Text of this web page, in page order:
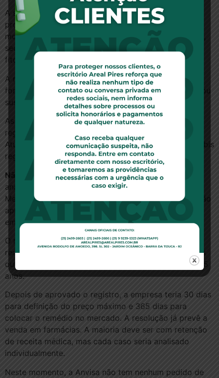
A segunda resolução tem como objetivo definir
procedimentos específicos para registro e
monitoramento de medicamentos à base de cannabis,
seus derivados e análogos sintéticos. Isso inclui os
fitoterápicos.
A regulamentação se aplica aos medicamentos nas
formas de cápsula, comprimido, pó, líquido, solução ou
suspensão (misturas) com administração por via oral.
As próprias empresas deveriam pedir à Anvisa o
registro para produção desses medicamentos.
Atualmente, há somente um medicamento com cannabis
registrado no Brasil, o Mevatyl.
Não haveria uma lista prévia de doenças:
analisará registro por registro, conforme os pedidos.
Medicamentos já registrados em outros países deverão
apresentar relatório técnico de avaliação do remédio
emitido pelas respectivas autoridades reguladoras.
O registro inicial teria validade de 3 anos e as
renovações seguintes, de 5 anos. Geralmente, para os
outros medicamentos, o primeiro registro já vale por 5
anos.
Depois de aprovado o registro, a empresa teria 30 dias
para definição do preço máximo e 365 dias para
colocar o remédio no mercado. A resolução já prevê a
venda em farmácias. A maioria deve ser com retenção
de receita médica, mas cada caso seria analisado
individualmente.
Neste momento, a Anvisa não tem nenhum pedido de